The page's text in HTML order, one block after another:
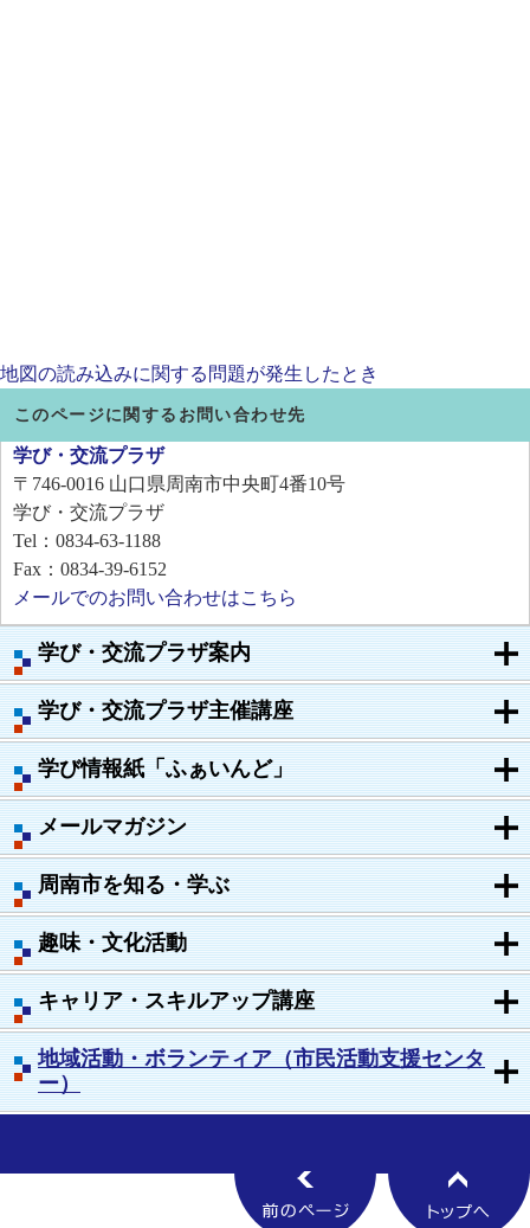
学び・交流プラザ案内
学び・交流プラザ主催講座
学び情報紙「ふぁいんど」
メールマガジン
周南市を知る・学ぶ
趣味・文化活動
キャリア・スキルアップ講座
地域活動・ボランティア（市民活動支援センタ
ー）
地図の読み込みに関する問題が発生したとき
このページに関するお問い合わせ先
学び・交流プラザ
〒746-0016 山口県周南市中央町4番10号
学び・交流プラザ
Tel：0834-63-1188
Fax：0834-39-6152
メールでのお問い合わせはこちら